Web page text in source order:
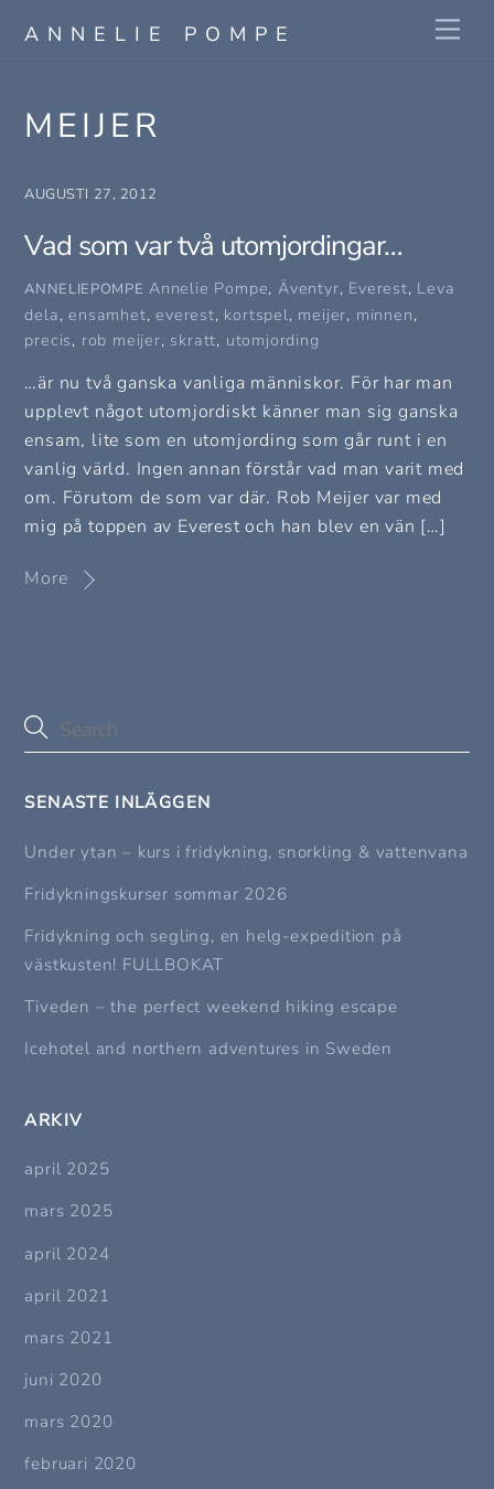
ANNELIE POMPE
MEIJER
AUGUSTI 27, 2012
Vad som var två utomjordingar…
ANNELIEPOMPE Annelie Pompe,Äventyr, Everest, Leva
dela,ensamhet,everest, kortspel, meijer, minnen,
precis, rob meijer, skratt, utomjording
…är nu två ganska vanliga människor. För har man
upplevt något utomjordiskt känner man sig ganska
ensam, lite som en utomjording som går runt i en
vanlig värld. Ingen annan förstår vad man varit med
om. Förutom de som var där. Rob Meijer var med
mig på toppen av Everest och han blev en vän […]
More
SENASTE INLÄGGEN
Under ytan – kurs i fridykning, snorkling & vattenvana
Fridykningskurser sommar 2026
Fridykning och segling, en helg-expedition på
västkusten! FULLBOKAT
Tiveden – the perfect weekend hiking escape
Icehotel and northern adventures in Sweden
ARKIV
april 2025
mars 2025
april 2024
april 2021
mars 2021
juni 2020
mars 2020
februari 2020